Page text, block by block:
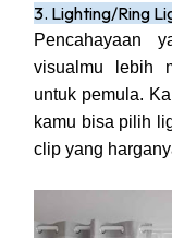
3. Lighting/Ring
Pencahayaan
visualmu lebih
untuk pemula.
kamu bisa pilih
clip yang